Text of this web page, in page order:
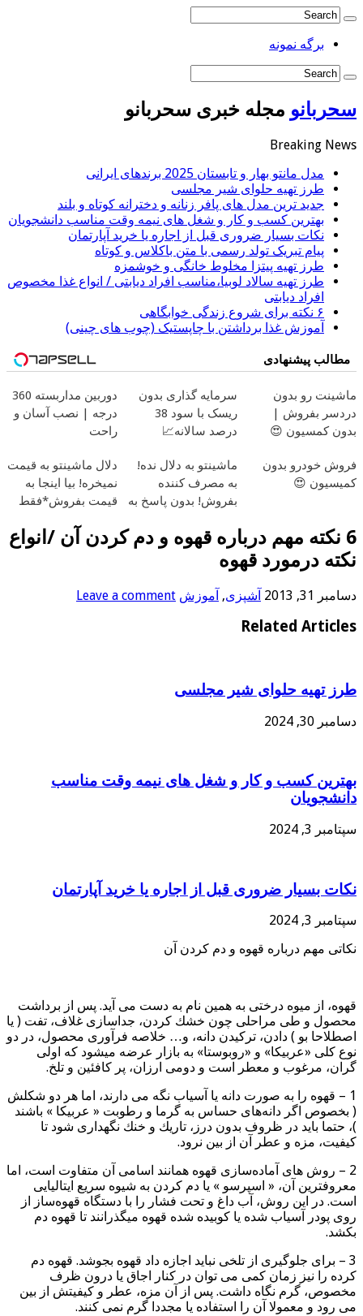
برگه نمونه
سحربانو مجله خبری سحربانو
Breaking News
مدل مانتو بهار و تابستان 2025 برندهای ایرانی
طرز تهیه حلوای شیر مجلسی
جدید ترین مدل های پافر زنانه و دخترانه کوتاه و بلند
بهترین کسب و کار و شغل های نیمه وقت مناسب دانشجویان
نکات بسیار ضروری قبل از اجاره یا خرید آپارتمان
پیام تبریک تولد رسمی با متن باکلاس و کوتاه
طرز تهیه پیتزا مخلوط خانگی و خوشمزه
طرز تهیه سالاد لوبیا،مناسب افراد دیابتی / انواع غذا مخصوص
افراد دیابتی
۶ نکته برای شروع زندگی خوابگاهی
آموزش غذا برداشتن با چاپستیک (چوب های چینی)
مطالب پیشنهادی
ماشینت رو بدون
دردسر بفروش |
بدون کمسیون 😍
سرمایه گذاری بدون
ریسک با سود 38
درصد سالانه📈
دوربین مداربسته 360
درجه | نصب آسان و
راحت
فروش خودرو بدون
کمیسیون 😍
ماشینتو به دلال نده!
به مصرف کننده
بفروش! بدون پاسخ به
دلال ماشینتو به قیمت
نمیخره! بیا اینجا به
قیمت بفروش*فقط
6 نکته مهم درباره قهوه و دم کردن آن /انواع
نکته درمورد قهوه
دسامبر 31, 2013 آشپزی, آموزش Leave a comment
Related Articles
طرز تهیه حلوای شیر مجلسی
دسامبر 30, 2024
بهترین کسب و کار و شغل های نیمه وقت مناسب
دانشجویان
سپتامبر 3, 2024
نکات بسیار ضروری قبل از اجاره یا خرید آپارتمان
سپتامبر 3, 2024
نکاتی مهم درباره قهوه و دم کردن آن
قهوه، از میوه درختی به همین نام به دست می آید. پس از برداشت
محصول و طی مراحلی چون خشك كردن، جداسازی غلاف، تفت ( یا
اصطلاحا بو ) دادن، تركیدن دانه، و… خلاصه فرآوری محصول، در دو
نوع كلی «عربیكا» و «روبوستا» به بازار عرضه میشود كه اولی
گران، مرغوب و معطر است و دومی ارزان، پر كافئین و تلخ.
1 – قهوه را به صورت دانه یا آسیاب نگه می دارند، اما هر دو شكلش
( بخصوص اگر دانه‌های حساس به گرما و رطوبت « عربیكا » باشند
)، حتما باید در ظروف بدون درز، تاریك و خنك نگهداری شود تا
كیفیت، مزه و عطر آن از بین نرود.
2 – روش های آماده‌سازی قهوه همانند اسامی آن متفاوت است، اما
معروفترین آن، « اسپرسو » یا دم كردن به شیوه سریع ایتالیایی
است. در این روش، آب داغ و تحت فشار را با دستگاه قهوه‌ساز از
روی پودر آسیاب شده یا كوبیده شده قهوه میگذرانند تا قهوه دم
بكشد.
3 – برای جلوگیری از تلخی نباید اجازه داد قهوه بجوشد. قهوه دم
كرده را نیز زمان كمی می توان در كنار اجاق یا درون ظرف
مخصوص، گرم نگاه داشت. پس از آن مزه، عطر و كیفیتش از بین
می رود و معمولا آن را استفاده یا مجددا گرم نمی كنند.